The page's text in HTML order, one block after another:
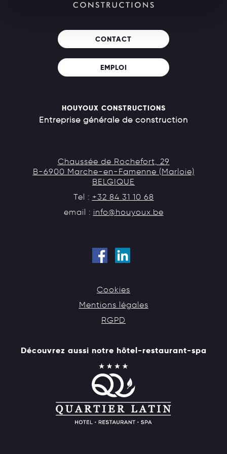
CONTACT
EMPLOI
HOUYOUX CONSTRUCTIONS
Entreprise générale de construction
Chaussée de Rochefort, 29
B-6900 Marche-en-Famenne (Marloie)
BELGIQUE
Tel : +32 84 31 10 68
email : info@houyoux.be
Cookies
Mentions légales
RGPD
Découvrez aussi notre hôtel-restaurant-spa